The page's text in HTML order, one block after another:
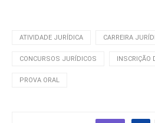
ATIVIDADE JURÍDICA CARREIRA
CONCURSOS JURÍDICOS INSCRIÇÃO
PROVA ORAL